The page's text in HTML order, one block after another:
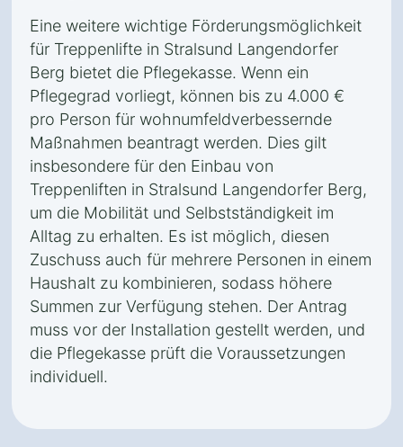
Eine weitere wichtige Förderungsmöglichkeit
für Treppenlifte in Stralsund Langendorfer
Berg bietet die Pflegekasse. Wenn ein
Pflegegrad vorliegt, können bis zu 4.000 €
pro Person für wohnumfeldverbessernde
Maßnahmen beantragt werden. Dies gilt
insbesondere für den Einbau von
Treppenliften in Stralsund Langendorfer Berg,
um die Mobilität und Selbstständigkeit im
Alltag zu erhalten. Es ist möglich, diesen
Zuschuss auch für mehrere Personen in einem
Haushalt zu kombinieren, sodass höhere
Summen zur Verfügung stehen. Der Antrag
muss vor der Installation gestellt werden, und
die Pflegekasse prüft die Voraussetzungen
individuell.